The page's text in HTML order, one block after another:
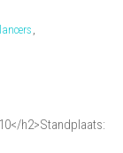
,
h2>Standplaats: